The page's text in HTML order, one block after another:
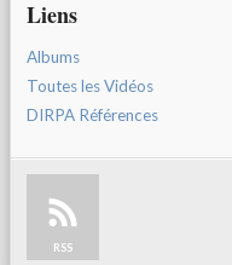
Liens
Albums
Toutes les Vidéos
DIRPA Références
RSS